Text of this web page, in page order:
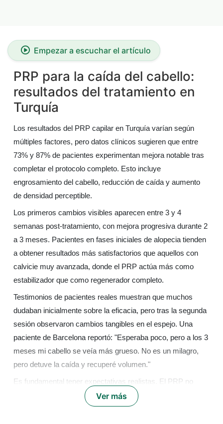
Empezar a escuchar el artículo
PRP para la caída del cabello:
resultados del tratamiento en
Turquía
Los resultados del PRP capilar en Turquía varían según
múltiples factores, pero datos clínicos sugieren que entre
73% y 87% de pacientes experimentan mejora notable tras
completar el protocolo completo. Esto incluye
engrosamiento del cabello, reducción de caída y aumento
de densidad perceptible.
Los primeros cambios visibles aparecen entre 3 y 4
semanas post-tratamiento, con mejora progresiva durante 2
a 3 meses. Pacientes en fases iniciales de alopecia tienden
a obtener resultados más satisfactorios que aquellos con
calvicie muy avanzada, donde el PRP actúa más como
estabilizador que como regenerador completo.
Testimonios de pacientes reales muestran que muchos
dudaban inicialmente sobre la eficacia, pero tras la segunda
sesión observaron cambios tangibles en el espejo. Una
paciente de Barcelona reportó: "Esperaba poco, pero a los 3
meses mi cabello se veía más grueso. No es un milagro,
pero detuve la caída y recuperé volumen."
Es fundamental tener expectativas realistas. El PRP no
reconstruye cabello perdido hace años, sino que revitaliza
folículos en fase de debilitamiento. Para alopecia severa, un
Ver más